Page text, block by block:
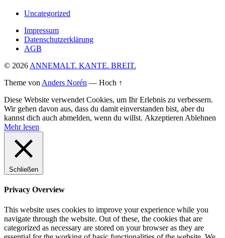
Uncategorized
Impressum
Datenschutzerklärung
AGB
© 2026 ANNEMALT. KANTE. BREIT.
Theme von Anders Norén — Hoch ↑
Diese Website verwendet Cookies, um Ihr Erlebnis zu verbessern.
Wir gehen davon aus, dass du damit einverstanden bist, aber du
kannst dich auch abmelden, wenn du willst. Akzeptieren Ablehnen
Mehr lesen
Schließen
Privacy Overview
This website uses cookies to improve your experience while you
navigate through the website. Out of these, the cookies that are
categorized as necessary are stored on your browser as they are